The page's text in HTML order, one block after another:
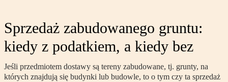
Sprzedaż zabudowanego gruntu:
kiedy z podatkiem, a kiedy bez
Jeśli przedmiotem dostawy są tereny zabudowane, tj. grunty, na
których znajdują się budynki lub budowle, to o tym czy ta sprzedaż